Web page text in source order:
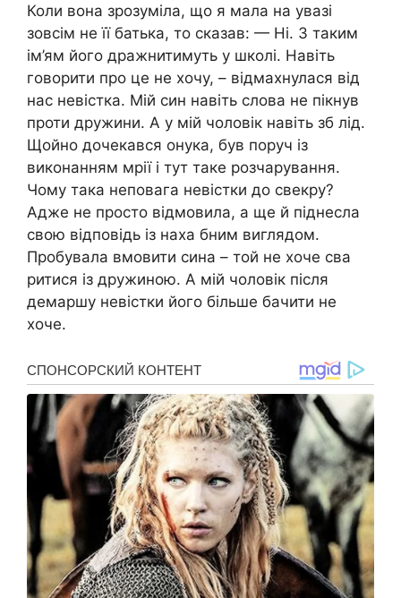
Коли вона зрозуміла, що я мала на увазі
зовсім не її батька, то сказав: — Ні. З таким
ім’ям його дражнитимуть у школі. Навіть
говорити про це не хочу, – відмахнулася від
нас невістка. Мій син навіть слова не пікнув
проти дружини. А у мій чоловік навіть зб лід.
Щойно дочекався онука, був поруч із
виконанням мрії і тут таке розчарування.
Чому така неповага невістки до свекру?
Адже не просто відмовила, а ще й піднесла
свою відповідь із наха бним виглядом.
Пробувала вмовити сина – той не хоче сва
ритися із дружиною. А мій чоловік після
демаршу невістки його більше бачити не
хоче.